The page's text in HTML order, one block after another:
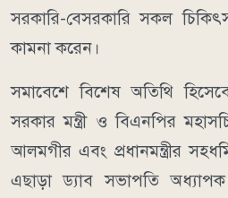
সরকারি-বেসরকারি সকল
কামনা করেন।
সমাবেশে বিশেষ অতিথি
সরকার মন্ত্রী ও বিএনপির
আলমগীর এবং প্রধানমন্ত্রীর
এছাড়া ড্যাব সভাপতি